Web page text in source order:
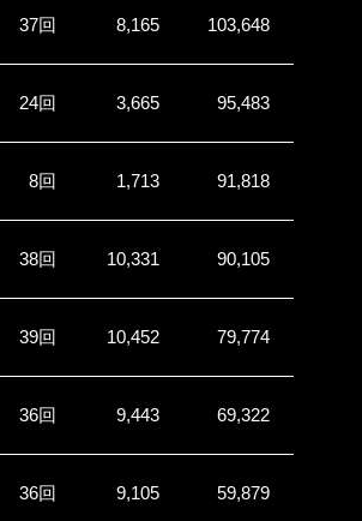
37回 8,165 103,648
24回 3,665 95,483
8回 1,713 91,818
38回 10,331 90,105
39回 10,452 79,774
36回 9,443 69,322
36回 9,105 59,879